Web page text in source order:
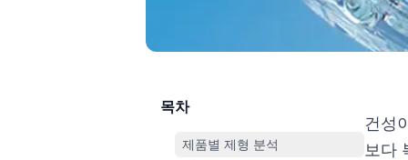
목차
제품별 제형 분석
건성
보다